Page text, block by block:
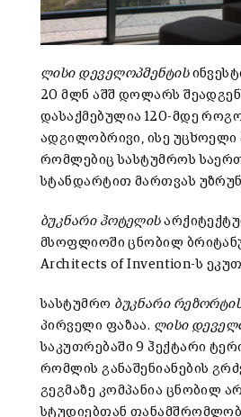
ლისი დეველოპმენტის
20 მლნ აშშ დოლარს
დასაქმებულია 120-მდე
ადგილობრივი, ისე
რომლებიც სასტუმროს
სტანდარტით მართვას
ბუკნარი ჰოტელის
მსოფლიოში ცნობილ
Architects of Invention-ს
სასტუმრო ბუკნარი
პირველი ფაზაა. ლისი
საკუთრებაში 9 ჰექტარი
რომლის განაშენიანების
გეგმაზე კომპანია ცნობილ
სტუდიებთან